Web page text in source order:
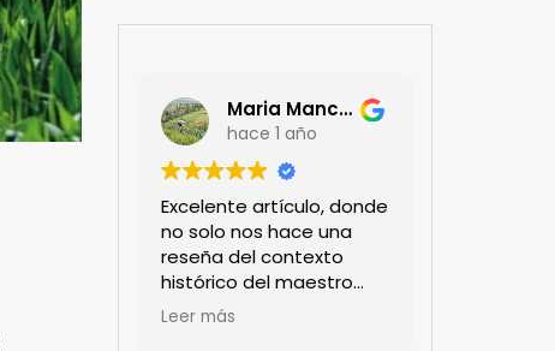
Maria Mancera
hace 1 año
Excelente artículo, donde
no solo nos hace una
reseña del contexto
histórico del maestro
jardinero japonés si no
Leer más